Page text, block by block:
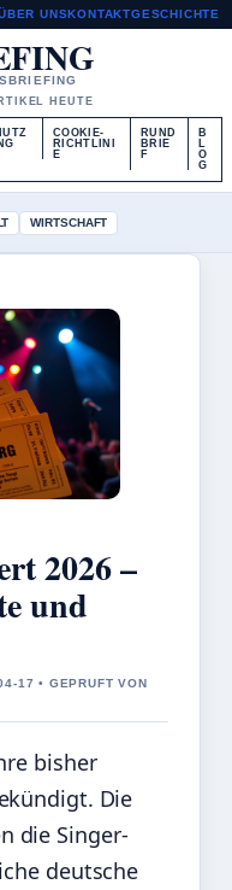
UNSKONTAKTGESCHICHTE
HEUTE
COOKIE-
RICHTLINI
E
RUND
BRIE
F
B
L
O
G
WIRTSCHAFT
2026 –
und
17 • GEPRUFT VON
bisher
Die
die Singer-
deutsche